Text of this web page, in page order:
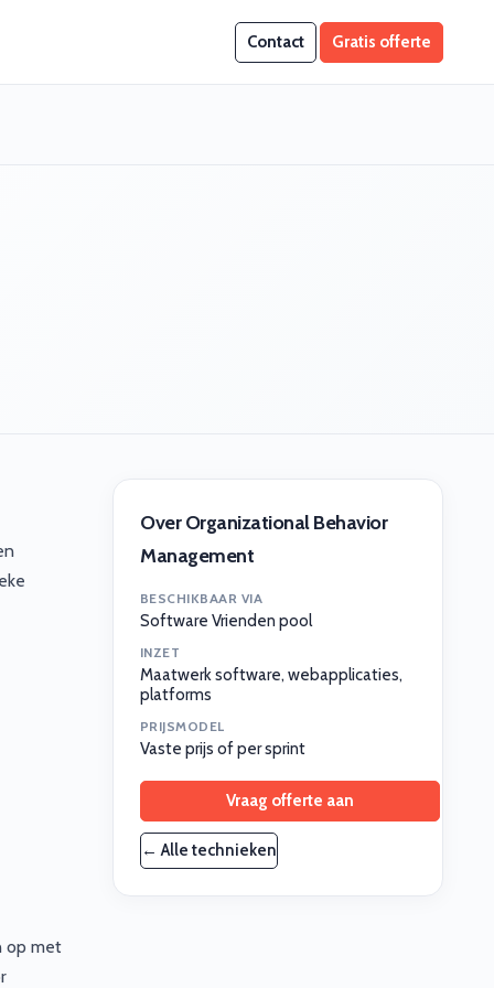
Contact Gratis offerte
op met
Over Organizational Behavior
Management
BESCHIKBAAR VIA
Software Vrienden pool
INZET
Maatwerk software, webapplicaties,
platforms
PRIJSMODEL
Vaste prijs of per sprint
Vraag offerte aan
← Alle technieken